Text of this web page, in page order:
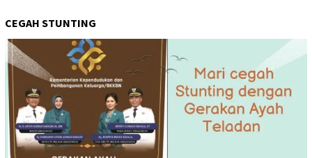
CEGAH STUNTING